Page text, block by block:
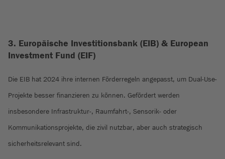
3. Europäische Investitionsbank (EIB) & European
Investment Fund (EIF)
Die EIB hat 2024 ihre internen Förderregeln angepasst, um Dual-Use-
Projekte besser finanzieren zu können. Gefördert werden
insbesondere Infrastruktur-, Raumfahrt-, Sensorik- oder
Kommunikationsprojekte, die zivil nutzbar, aber auch strategisch
sicherheitsrelevant sind.